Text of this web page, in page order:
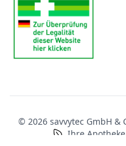
© 2026 savvytec GmbH &
Ihre